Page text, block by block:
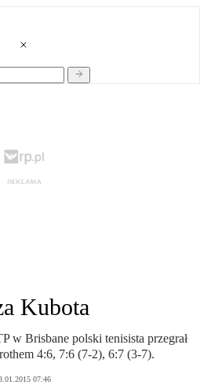
Kubota
w Brisbane polski tenisista przegrał
4:6, 7:6 (7-2), 6:7 (3-7).
07:46